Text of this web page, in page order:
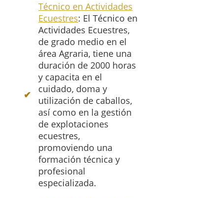
Técnico en Actividades
Ecuestres: El Técnico en
Actividades Ecuestres,
de grado medio en el
área Agraria, tiene una
duración de 2000 horas
y capacita en el
cuidado, doma y
utilización de caballos,
así como en la gestión
de explotaciones
ecuestres,
promoviendo una
formación técnica y
profesional
especializada.